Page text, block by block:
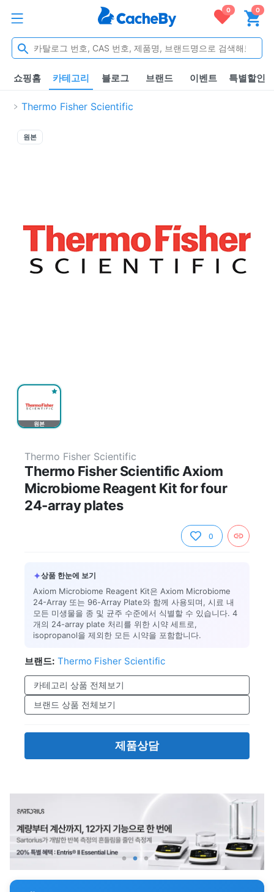
0 0
쇼핑홈 카테고리 블로그 브랜드 이벤트 특별할인
Thermo Fisher Scientific
원본
원본
Thermo Fisher Scientific
Thermo Fisher Scientific Axiom
Microbiome Reagent Kit for four
24-array plates
0
✦상품 한눈에 보기
Axiom Microbiome Reagent Kit은 Axiom Microbiome
24-Array 또는 96-Array Plate와 함께 사용되며, 시료 내
모든 미생물을 종 및 균주 수준에서 식별할 수 있습니다. 4
개의 24-array plate 처리를 위한 시약 세트로,
isopropanol을 제외한 모든 시약을 포함합니다.
브랜드: Thermo Fisher Scientific
카테고리 상품 전체보기
브랜드 상품 전체보기
제품상담